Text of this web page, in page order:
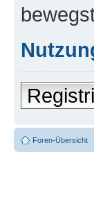
Foren-Übersicht